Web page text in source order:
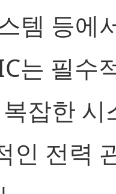
템 등에
는 필수
잡한 시
인 전력